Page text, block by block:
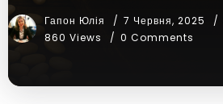
Гапон Юлія 7 Червня, 2025
860 Views
0 Comments